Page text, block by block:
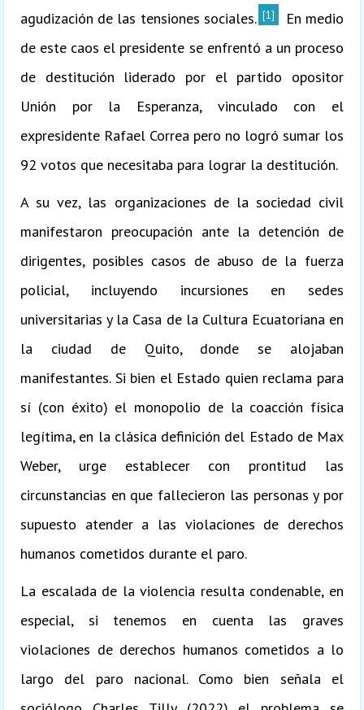
agudización de las tensiones sociales. [1]
En medio
de este caos el presidente se enfrentó a un proceso
de destitución liderado por el partido opositor
Unión por la Esperanza, vinculado con el
expresidente Rafael Correa pero no logró sumar los
92 votos que necesitaba para lograr la destitución.
A su vez, las organizaciones de la sociedad civil
manifestaron preocupación ante la detención de
dirigentes, posibles casos de abuso de la fuerza
policial, incluyendo incursiones en sedes
universitarias y la Casa de la Cultura Ecuatoriana en
la ciudad de Quito, donde se alojaban
manifestantes. Si bien el Estado quien reclama para
sí (con éxito) el monopolio de la coacción física
legítima, en la clásica definición del Estado de Max
Weber, urge establecer con prontitud las
circunstancias en que fallecieron las personas y por
supuesto atender a las violaciones de derechos
humanos cometidos durante el paro.
La escalada de la violencia resulta condenable, en
especial, si tenemos en cuenta las graves
violaciones de derechos humanos cometidos a lo
largo del paro nacional. Como bien señala el